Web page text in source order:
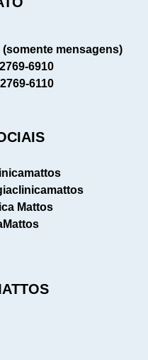
(somente mensagens)
6910
6110
Mattos